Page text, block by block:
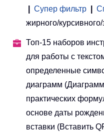
Супер фильтр
жирного/курсивного/
Топ-15 наборов
для работы с
определенные
диаграмм
практических
основе даты
вставки (Вставить